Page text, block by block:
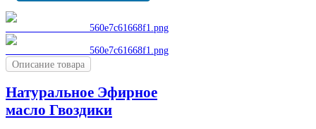
Описание товара
Натуральное Эфирное
масло Гвоздики